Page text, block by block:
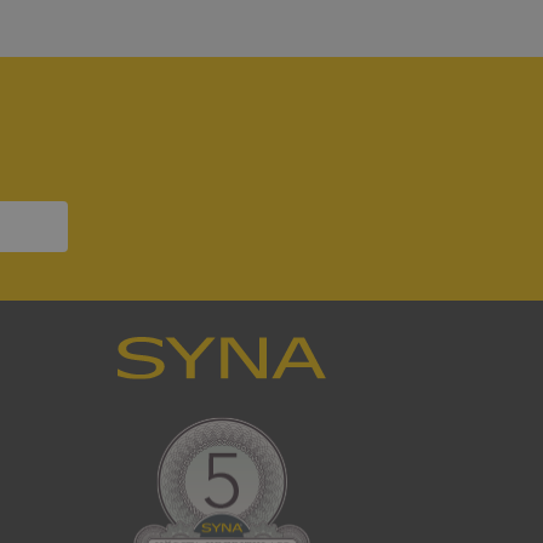
ställs av
MVC-teknik.
när
interaktion med
och utför
besökte